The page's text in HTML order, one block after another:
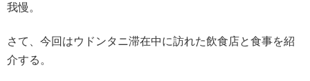
我慢。
さて、今回はウドンタニ滞在中に訪れた飲食店と食事を紹
介する。